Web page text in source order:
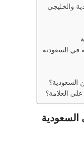
والخليجي
في السعودية
السعودية؟
العلامة؟
السعودية